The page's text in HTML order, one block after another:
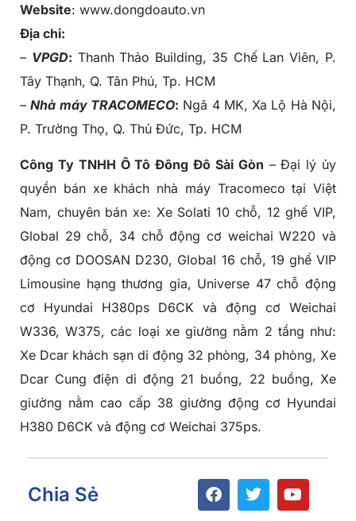
Website: www.dongdoauto.vn
Địa chỉ:
– VPGD: Thanh Thảo Building, 35 Chế Lan Viên, P.
Tây Thạnh, Q. Tân Phú, Tp. HCM
– Nhà máy TRACOMECO: Ngã 4 MK, Xa Lộ Hà Nội,
P. Trường Thọ, Q. Thủ Đức, Tp. HCM
Công Ty TNHH Ô Tô Đông Đô Sài Gòn – Đại lý ủy
quyền bán xe khách nhà máy Tracomeco tại Việt
Nam, chuyên bán xe: Xe Solati 10 chỗ, 12 ghế VIP,
Global 29 chỗ, 34 chỗ động cơ weichai W220 và
động cơ DOOSAN D230, Global 16 chỗ, 19 ghế VIP
Limousine hạng thương gia, Universe 47 chỗ động
cơ Hyundai H380ps D6CK và động cơ Weichai
W336, W375, các loại xe giường nằm 2 tầng như:
Xe Dcar khách sạn di động 32 phòng, 34 phòng, Xe
Dcar Cung điện di động 21 buồng, 22 buồng, Xe
giường nằm cao cấp 38 giường động cơ Hyundai
H380 D6CK và động cơ Weichai 375ps.
Chia Sẻ